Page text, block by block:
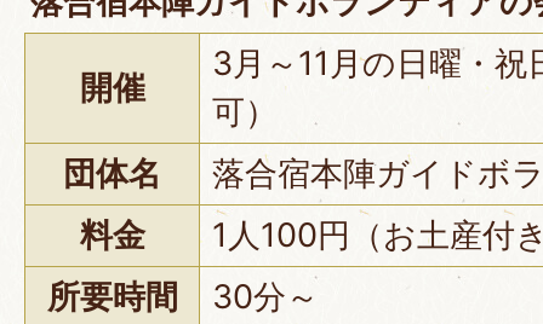
開催
3月～11月の日曜・
可）
団体名
落合宿本陣ガイドボ
料金
1人100円（お土産付
所要時間
30分～